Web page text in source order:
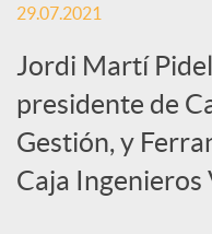
d
o
29.07.2021
Jordi Martí
presidente de
Gestión, y
Caja Ingenieros